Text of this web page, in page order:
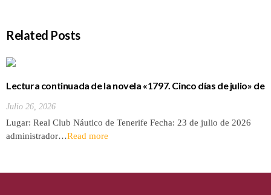
Related Posts
Lectura continuada de la novela «1797. Cinco días de julio» de
Julio 26, 2026
Lugar: Real Club Náutico de Tenerife Fecha: 23 de julio de 2026
administrador…Read more